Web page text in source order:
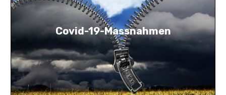
Covid-19-Massnahmen